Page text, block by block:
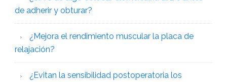
de adherir y obturar?
¿Mejora el rendimiento muscular la placa de
relajación?
¿Evitan la sensibilidad postoperatoria los